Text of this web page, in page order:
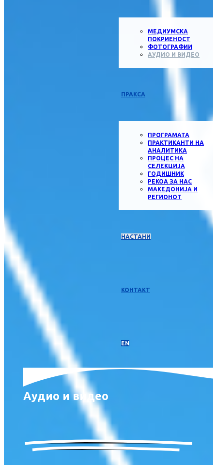
МЕДИУМСКА
ПОКРИЕНОСТ
ФОТОГРАФИИ
АУДИО И ВИДЕО
ПРАКСА
ПРОГРАМАТА
ПРАКТИКАНТИ НА
АНАЛИТИКА
ПРОЦЕС НА
СЕЛЕКЦИЈА
ГОДИШНИК
РЕКОА ЗА НАС
МАКЕДОНИЈА И
РЕГИОНОТ
НАСТАНИ
КОНТАКТ
EN
Аудио и видео